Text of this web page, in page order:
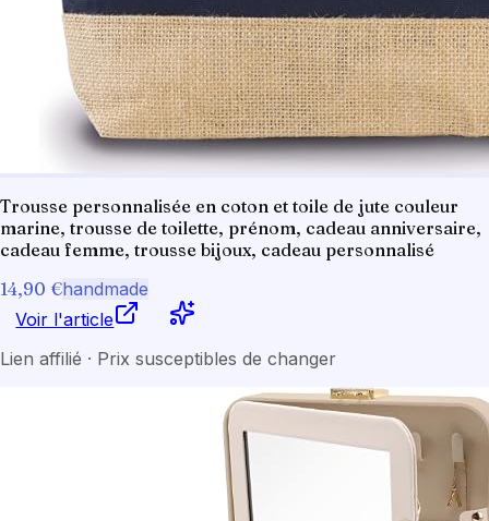
Trousse personnalisée en coton et toile de jute couleur
marine, trousse de toilette, prénom, cadeau anniversaire,
cadeau femme, trousse bijoux, cadeau personnalisé
14,90 €handmade
Voir l'article
Lien affilié · Prix susceptibles de changer